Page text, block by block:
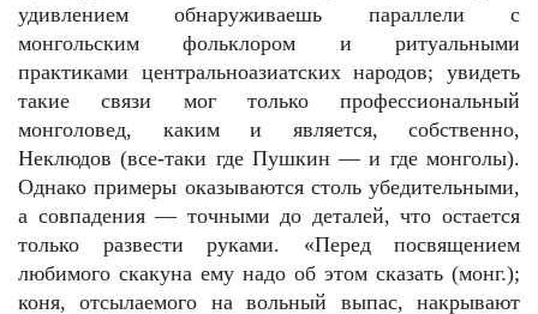
удивлением обнаруживаешь параллели с
монгольским фольклором и ритуальными
практиками центральноазиатских народов; увидеть
такие связи мог только профессиональный
монголовед, каким и является, собственно,
Неклюдов (все-таки где Пушкин — и где монголы).
Однако примеры оказываются столь убедительными,
а совпадения — точными до деталей, что остается
только развести руками. «Перед посвящением
любимого скакуна ему надо об этом сказать (монг.);
коня, отсылаемого на вольный выпас, накрывают